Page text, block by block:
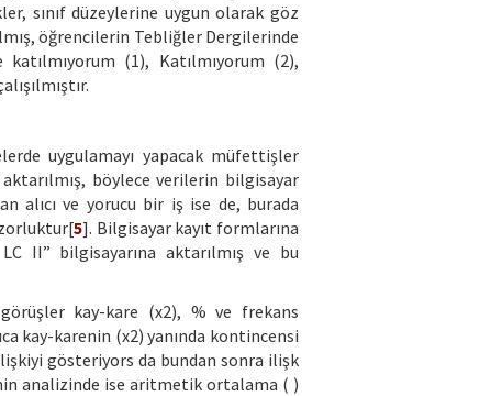
sınıf düzeylerine uygun olarak göz
öğrencilerin Tebliğler Dergilerinde
(1), Katılmıyorum (2),
uygulamayı yapacak müfettişler
böylece verilerin bilgisayar
alıcı ve yorucu bir iş ise de, burada
5]. Bilgisayar kayıt formlarına
II” bilgisayarına aktarılmış ve bu
kay-kare (x2), % ve frekans
kay-karenin (x2) yanında kontincensi
gösteriyors da bundan sonra ilişk
analizinde ise aritmetik ortalama ( )